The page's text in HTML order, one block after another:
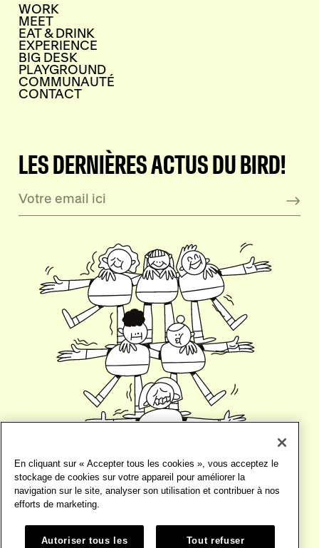
WORK
MEET
EAT & DRINK
EXPERIENCE
BIG DESK
PLAYGROUND
COMMUNAUTÉ
CONTACT
LES DERNIÈRES ACTUS DU BIRD!
En cliquant sur « Accepter tous les cookies », vous acceptez le
stockage de cookies sur votre appareil pour améliorer la
navigation sur le site, analyser son utilisation et contribuer à nos
efforts de marketing.
Autoriser tous les
Tout refuser